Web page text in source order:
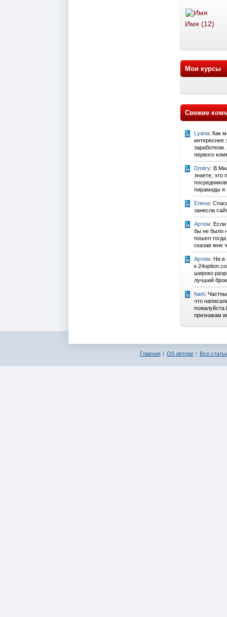
Имя (12)
Мои курсы
Свежие
Lyana: Как
интереснее
первого
Dmitry: В
знаете, это
пирамиды я
Елена:
занесла
Артем:
бы не было
пошел
сказав мне
Артем: Ни в
к
широко
лучший
ham:
что
признакам
Главная Об авторе Все